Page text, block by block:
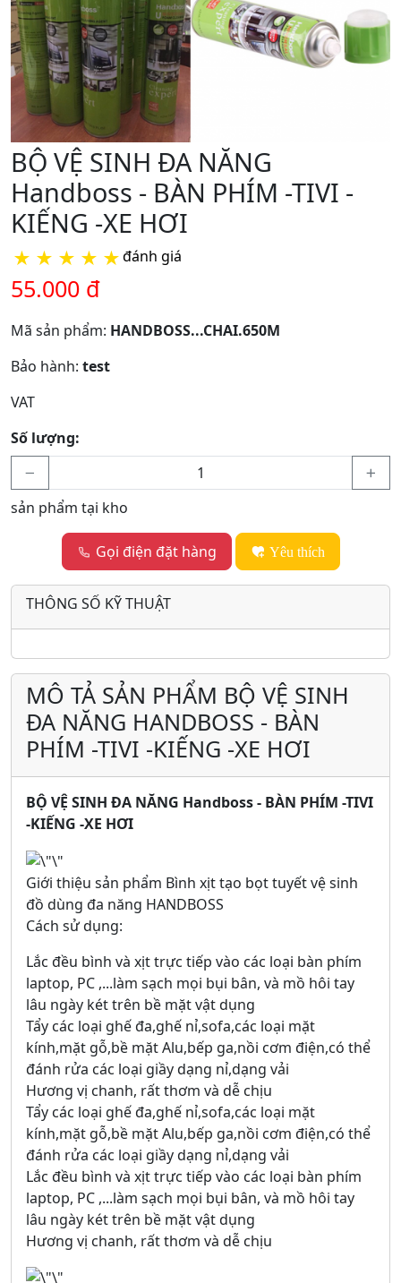
BỘ VỆ SINH ĐA NĂNG
Handboss - BÀN PHÍM -TIVI -
KIẾNG -XE HƠI
★ ★ ★ ★ ★đánh giá
55.000 đ
Mã sản phẩm: HANDBOSS...CHAI.650M
Bảo hành: test
VAT
Số lượng:
sản phẩm tại kho
Gọi điện đặt hàng Yêu thích
THÔNG SỐ KỸ THUẬT
MÔ TẢ SẢN PHẨM BỘ VỆ SINH
ĐA NĂNG HANDBOSS - BÀN
PHÍM -TIVI -KIẾNG -XE HƠI
BỘ VỆ SINH ĐA NĂNG Handboss - BÀN PHÍM -TIVI
-KIẾNG -XE HƠI
Giới thiệu sản phẩm Bình xịt tạo bọt tuyết vệ sinh
đồ dùng đa năng HANDBOSS
Cách sử dụng:
Lắc đều bình và xịt trực tiếp vào các loại bàn phím
laptop, PC ,...làm sạch mọi bụi bân, và mồ hôi tay
lâu ngày két trên bề mặt vật dụng
Tẩy các loại ghế đa,ghế nỉ,sofa,các loại mặt
kính,mặt gỗ,bề mặt Alu,bếp ga,nồi cơm điện,có thể
đánh rửa các loại giầy dạng nỉ,dạng vải
Hương vị chanh, rất thơm và dễ chịu
Tẩy các loại ghế đa,ghế nỉ,sofa,các loại mặt
kính,mặt gỗ,bề mặt Alu,bếp ga,nồi cơm điện,có thể
đánh rửa các loại giầy dạng nỉ,dạng vải
Lắc đều bình và xịt trực tiếp vào các loại bàn phím
laptop, PC ,...làm sạch mọi bụi bân, và mồ hôi tay
lâu ngày két trên bề mặt vật dụng
Hương vị chanh, rất thơm và dễ chịu